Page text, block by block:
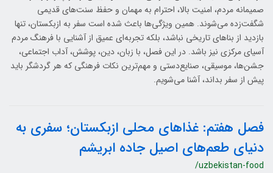
صمیمانه مردم، امنیت بالا، احترام به مهمان و حفظ سنت‌های قدیمی
شگفت‌زده می‌شوند. همین ویژگی‌ها باعث شده است سفر به ازبکستان، تنها
بازدید از بناهای تاریخی نباشد، بلکه تجربه‌ای عمیق از آشنایی با فرهنگ مردم
آسیای مرکزی نیز باشد. در این فصل، با زبان، دین، پوشش، آداب اجتماعی،
جشن‌ها، موسیقی، صنایع‌دستی و مهم‌ترین نکات فرهنگی که هر گردشگر باید
پیش از سفر بداند، آشنا می‌شویم.
فصل هفتم: غذاهای محلی ازبکستان؛ سفری به
دنیای طعم‌های اصیل جاده ابریشم
/uzbekistan-food